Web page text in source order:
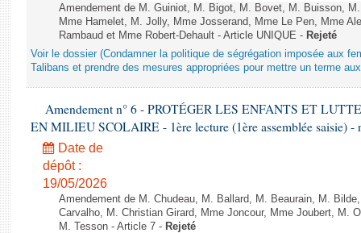
Questions écrites et orales
Comptes rendus des débats
Amendement de M. Guiniot, M. Bigot, M. Bovet, M. Buisson,
Mme Hamelet, M. Jolly, Mme Josserand, Mme Le Pen, Mme
Rambaud et Mme Robert-Dehault - Article UNIQUE - Rejeté
Voir le dossier (Condamner la politique de ségrégation imposée aux
Talibans et prendre des mesures appropriées pour mettre un terme
Amendement n° 6 - PROTÉGER LES ENFANTS ET
EN MILIEU SCOLAIRE - 1ère lecture (1ère assemblée saisie) -
Date de
dépôt :
19/05/2026
Amendement de M. Chudeau, M. Ballard, M. Beaurain, M.
Carvalho, M. Christian Girard, Mme Joncour, Mme Joubert, M.
M. Tesson - Article 7 - Rejeté